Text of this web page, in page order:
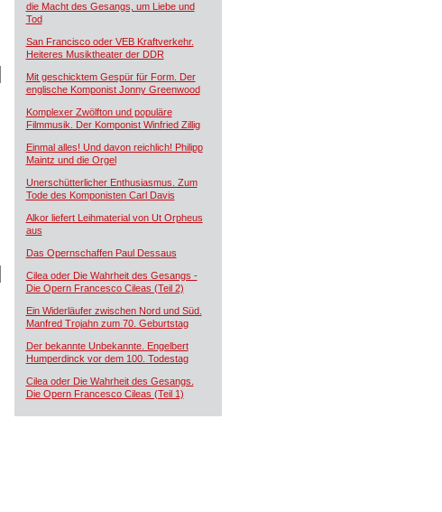
die Macht des Gesangs, um Liebe und
Tod
San Francisco oder VEB Kraftverkehr.
Heiteres Musiktheater der DDR
Mit geschicktem Gespür für Form. Der
englische Komponist Jonny Greenwood
Komplexer Zwölfton und populäre
Filmmusik. Der Komponist Winfried Zillig
Einmal alles! Und davon reichlich! Philipp
Maintz und die Orgel
Unerschütterlicher Enthusiasmus. Zum
Tode des Komponisten Carl Davis
Alkor liefert Leihmaterial von Ut Orpheus
aus
Das Opernschaffen Paul Dessaus
Cilea oder Die Wahrheit des Gesangs -
Die Opern Francesco Cileas (Teil 2)
Ein Widerläufer zwischen Nord und Süd.
Manfred Trojahn zum 70. Geburtstag
Der bekannte Unbekannte. Engelbert
Humperdinck vor dem 100. Todestag
Cilea oder Die Wahrheit des Gesangs.
Die Opern Francesco Cileas (Teil 1)